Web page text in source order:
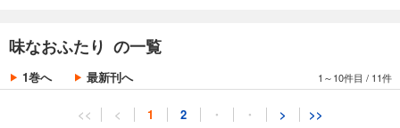
味なおふたり の一覧
1巻へ 最新刊へ 1～10件目 / 11件
<< < 1 2 ・ ・ > >>